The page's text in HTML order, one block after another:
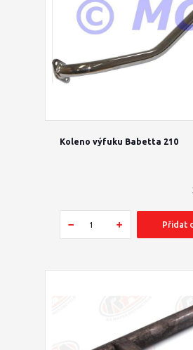
Koleno výfuku Babetta 210
Přidat